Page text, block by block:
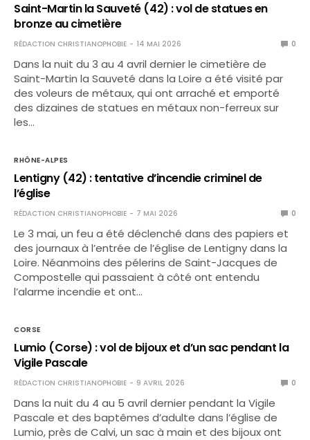
Saint-Martin la Sauveté (42) : vol de statues en
bronze au cimetière
RÉDACTION CHRISTIANOPHOBIE 14 MAI 2026 0
Dans la nuit du 3 au 4 avril dernier le cimetière de
Saint-Martin la Sauveté dans la Loire a été visité par
des voleurs de métaux, qui ont arraché et emporté
des dizaines de statues en métaux non-ferreux sur
les…
RHÔNE-ALPES
Lentigny (42) : tentative d’incendie criminel de
l’église
RÉDACTION CHRISTIANOPHOBIE 7 MAI 2026 0
Le 3 mai, un feu a été déclenché dans des papiers et
des journaux à l’entrée de l’église de Lentigny dans la
Loire. Néanmoins des pélerins de Saint-Jacques de
Compostelle qui passaient à côté ont entendu
l’alarme incendie et ont…
CORSE
Lumio (Corse) : vol de bijoux et d’un sac pendant la
Vigile Pascale
RÉDACTION CHRISTIANOPHOBIE 9 AVRIL 2026 0
Dans la nuit du 4 au 5 avril dernier pendant la Vigile
Pascale et des baptêmes d’adulte dans l’église de
Lumio, près de Calvi, un sac à main et des bijoux ont